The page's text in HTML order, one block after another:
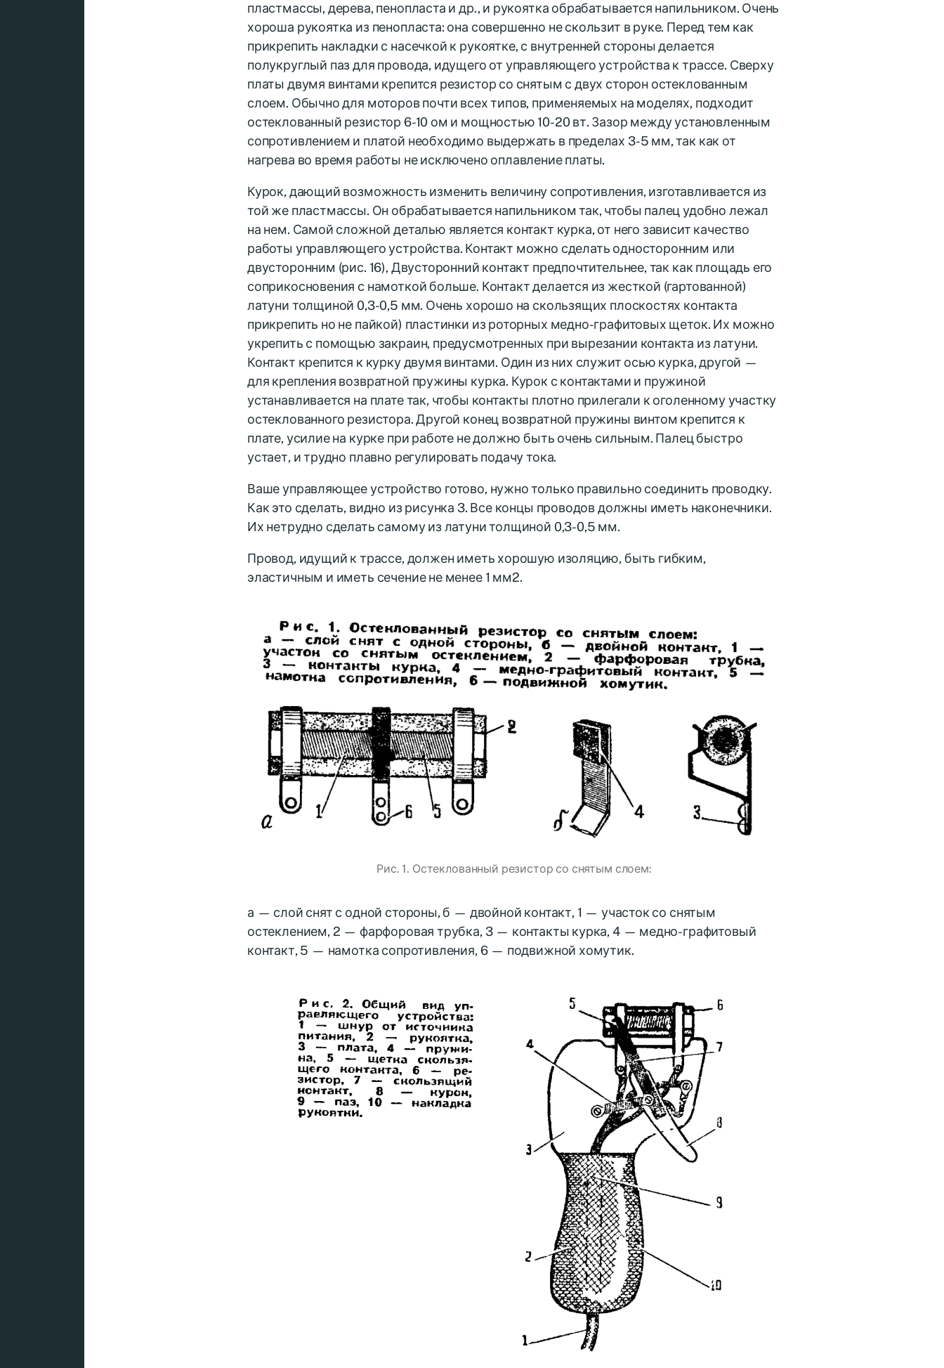
пластмассы, дерева, пенопласта и др., и рукоятка обрабатывается напильником. Очень
хороша рукоятка из пенопласта: она совершенно не скользит в руке. Перед тем как
прикрепить накладки с насечкой к рукоятке, с внутренней стороны делается
полукруглый паз для провода, идущего от управляющего устройства к трассе. Сверху
платы двумя винтами крепится резистор со снятым с двух сторон остеклованным
слоем. Обычно для моторов почти всех типов, применяемых на моделях, подходит
остеклованный резистор 6-10 ом и мощностью 10-20 вт. Зазор между установленным
сопротивлением и платой необходимо выдержать в пределах 3-5 мм, так как от
нагрева во время работы не исключено оплавление платы.
Курок, дающий возможность изменить величину сопротивления, изготавливается из
той же пластмассы. Он обрабатывается напильником так, чтобы палец удобно лежал
на нем. Самой сложной деталью является контакт курка, от него зависит качество
работы управляющего устройства. Контакт можно сделать односторонним или
двусторонним (рис. 16), Двусторонний контакт предпочтительнее, так как площадь его
соприкосновения с намоткой больше. Контакт делается из жесткой (гартованной)
латуни толщиной 0,3-0,5 мм. Очень хорошо на скользящих плоскостях контакта
прикрепить но не пайкой) пластинки из роторных медно-графитовых щеток. Их можно
укрепить с помощью закраин, предусмотренных при вырезании контакта из латуни.
Контакт крепится к курку двумя винтами. Один из них служит осью курка, другой —
для крепления возвратной пружины курка. Курок с контактами и пружиной
устанавливается на плате так, чтобы контакты плотно прилегали к оголенному участку
остеклованного резистора. Другой конец возвратной пружины винтом крепится к
плате, усилие на курке при работе не должно быть очень сильным. Палец быстро
устает, и трудно плавно регулировать подачу тока.
Ваше управляющее устройство готово, нужно только правильно соединить проводку.
Как это сделать, видно из рисунка 3. Все концы проводов должны иметь наконечники.
Их нетрудно сделать самому из латуни толщиной 0,3-0,5 мм.
Провод, идущий к трассе, должен иметь хорошую изоляцию, быть гибким,
эластичным и иметь сечение не менее 1 мм2.
Рис. 1. Остеклованный резистор со снятым слоем:
а — слой снят с одной стороны, б — двойной контакт, 1 — участок со снятым
остеклением, 2 — фарфоровая трубка, 3 — контакты курка, 4 — медно-графитовый
контакт, 5 — намотка сопротивления, 6 — подвижной хомутик.